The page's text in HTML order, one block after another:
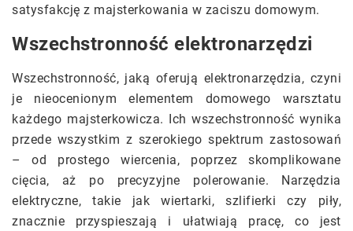
satysfakcję z majsterkowania w zaciszu domowym.
Wszechstronność elektronarzędzi
Wszechstronność, jaką oferują elektronarzędzia, czyni
je nieocenionym elementem domowego warsztatu
każdego majsterkowicza. Ich wszechstronność wynika
przede wszystkim z szerokiego spektrum zastosowań
– od prostego wiercenia, poprzez skomplikowane
cięcia, aż po precyzyjne polerowanie. Narzędzia
elektryczne, takie jak wiertarki, szlifierki czy piły,
znacznie przyspieszają i ułatwiają pracę, co jest